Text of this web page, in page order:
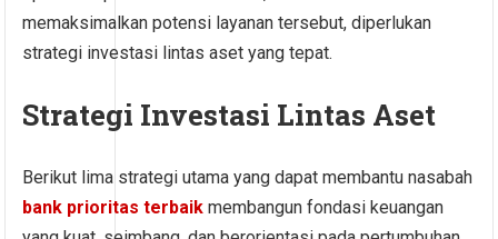
memaksimalkan potensi layanan tersebut, diperlukan
strategi investasi lintas aset yang tepat.
Strategi Investasi Lintas Aset
Berikut lima strategi utama yang dapat membantu nasabah
bank prioritas terbaik membangun fondasi keuangan